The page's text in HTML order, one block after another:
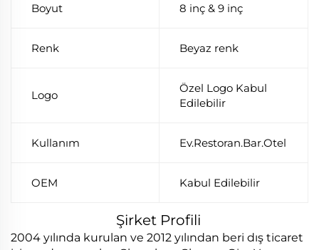
Boyut 8 inç & 9 inç
Renk Beyaz renk
Logo
Özel Logo Kabul
Edilebilir
Kullanım Ev.Restoran.Bar.Otel
OEM Kabul Edilebilir
Şirket Profili
2004 yılında kurulan ve 2012 yılından beri dış ticaret